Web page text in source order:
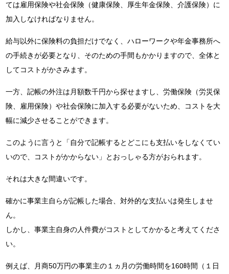
ては雇用保険や社会保険（健康保険、厚生年金保険、介護保険）に
加入しなければなりません。
給与以外に保険料の負担だけでなく、ハローワークや年金事務所へ
の手続きが必要となり、そのための手間もかかりますので、全体と
してコストがかさみます。
一方、記帳の外注は月額数千円から探せますし、労働保険（労災保
険、雇用保険）や社会保険に加入する必要がないため、コストを大
幅に減少させることができます。
このように言うと「自分で記帳するとどこにも支払いをしなくてい
いので、コストがかからない」とおっしゃる方がおられます。
それは大きな間違いです。
確かに事業主自らが記帳した場合、対外的な支払いは発生しませ
ん。
しかし、事業主自身の人件費がコストとしてかかると考えてくださ
い。
例えば、月商50万円の事業主の１ヵ月の労働時間を160時間（１日